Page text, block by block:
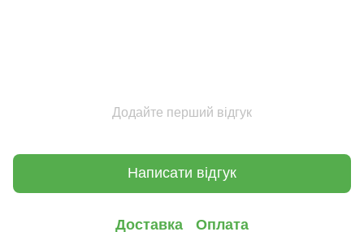
Додайте перший відгук
Написати відгук
Доставка Оплата